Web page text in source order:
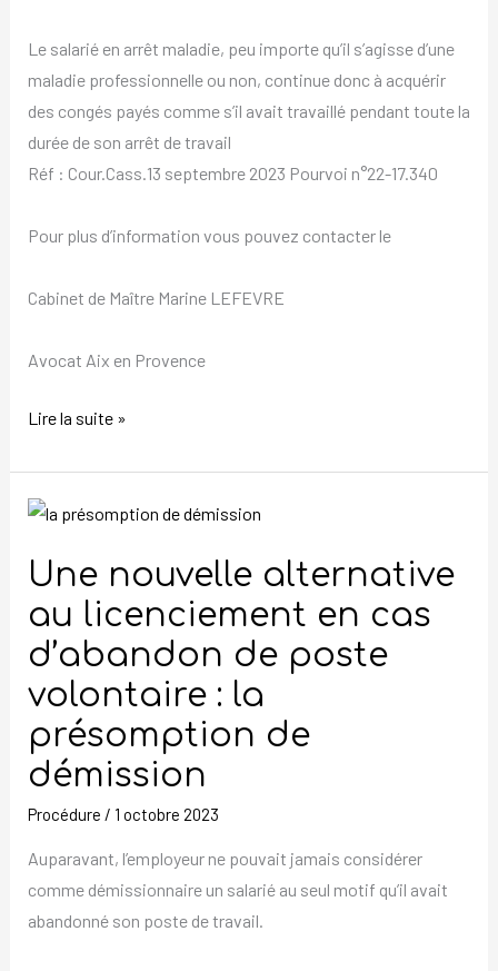
Le salarié en arrêt maladie, peu importe qu’il s’agisse d’une
maladie professionnelle ou non, continue donc à acquérir
des congés payés comme s’il avait travaillé pendant toute la
durée de son arrêt de travail
Réf : Cour.Cass.13 septembre 2023 Pourvoi n°22-17.340
Pour plus d’information vous pouvez contacter le
Cabinet de Maître Marine LEFEVRE
Avocat Aix en Provence
Lire la suite »
Une nouvelle alternative
au licenciement en cas
d’abandon de poste
volontaire : la
présomption de
démission
Procédure / 1 octobre 2023
Auparavant, l’employeur ne pouvait jamais considérer
comme démissionnaire un salarié au seul motif qu’il avait
abandonné son poste de travail.
Une
alternative
au
licenciement
en
cas
d’abandon
de
poste
volontaire :
la
présomption
de